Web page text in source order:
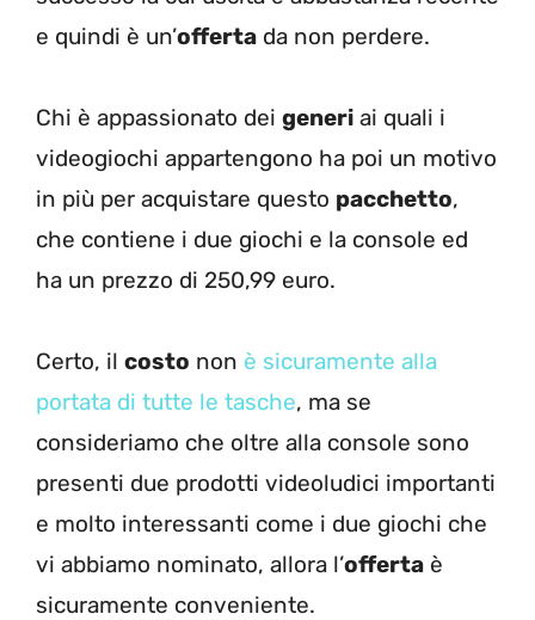
e quindi è un’offerta da non perdere.
Chi è appassionato dei generi ai quali i
videogiochi appartengono ha poi un motivo
in più per acquistare questo pacchetto,
che contiene i due giochi e la console ed
ha un prezzo di 250,99 euro.
Certo, il costo non è sicuramente alla
portata di tutte le tasche, ma se
consideriamo che oltre alla console sono
presenti due prodotti videoludici importanti
e molto interessanti come i due giochi che
vi abbiamo nominato, allora l’offerta è
sicuramente conveniente.